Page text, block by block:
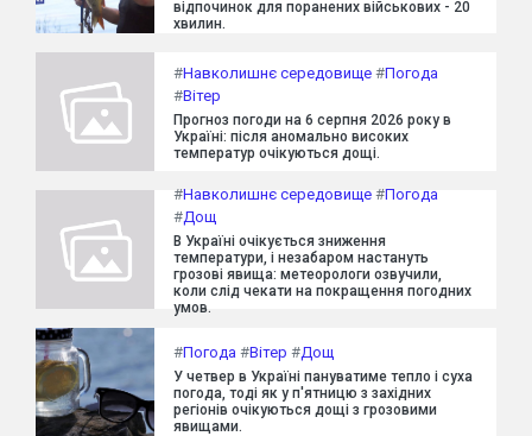
відпочинок для поранених військових - 20
хвилин.
#Навколишнє середовище #Погода
#Вітер
Прогноз погоди на 6 серпня 2026 року в
Україні: після аномально високих
температур очікуються дощі.
#Навколишнє середовище #Погода
#Дощ
В Україні очікується зниження
температури, і незабаром настануть
грозові явища: метеорологи озвучили,
коли слід чекати на покращення погодних
умов.
#Погода #Вітер #Дощ
У четвер в Україні пануватиме тепло і суха
погода, тоді як у п'ятницю з західних
регіонів очікуються дощі з грозовими
явищами.